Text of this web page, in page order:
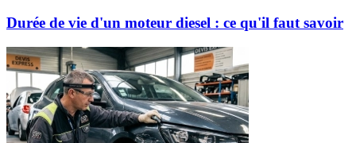
Durée de vie d'un moteur diesel : ce qu'il faut savoir